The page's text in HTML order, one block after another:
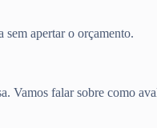
sem apertar o orçamento.
Vamos falar sobre como